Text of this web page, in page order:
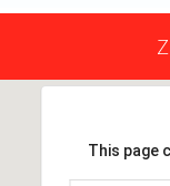
This page